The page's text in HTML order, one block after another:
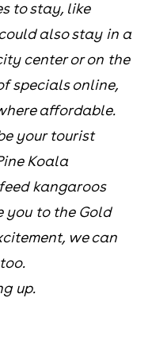
to stay, like
could also stay in a
center or on the
specials online,
affordable.
your tourist
Koala
kangaroos
you to the Gold
we can
up.